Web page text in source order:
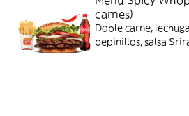
carnes)
Doble carne,
pepinillos, salsa